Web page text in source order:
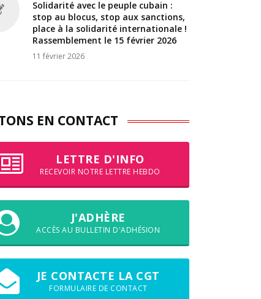
Solidarité avec le peuple cubain :
stop au blocus, stop aux sanctions,
place à la solidarité internationale !
Rassemblement le 15 février 2026
11 février 2026
EN CONTACT
LETTRE D'INFO
RECEVOIR NOTRE LETTRE HEBDO
J'ADHÈRE
ACCÈS AU BULLETIN D'ADHÉSION
JE CONTACTE LA CGT
FORMULAIRE DE CONTACT